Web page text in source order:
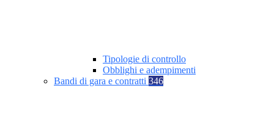
Tipologie di controllo
Obblighi e adempimenti
Bandi di gara e contratti 346